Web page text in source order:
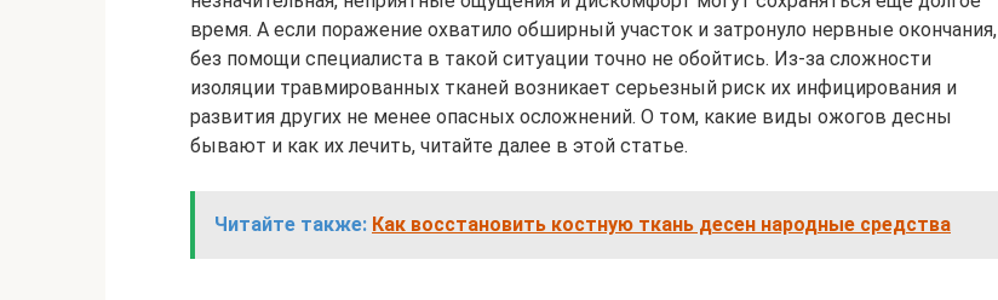
время. А если поражение охватило обширный участок и затронуло нервные окончания,
без помощи специалиста в такой ситуации точно не обойтись. Из-за сложности
изоляции травмированных тканей возникает серьезный риск их инфицирования и
развития других не менее опасных осложнений. О том, какие виды ожогов десны
бывают и как их лечить, читайте далее в этой статье.
Читайте также: Как восстановить костную ткань десен народные средства